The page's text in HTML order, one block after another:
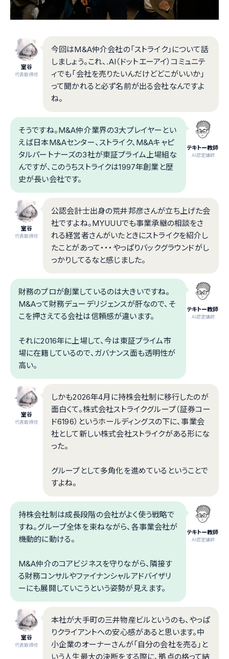
室谷
代表取締役
今回はM&A仲介会社の「ストライク」について話
しましょう。これ、.AI（ドットエーアイ）コミュニテ
ィでも「会社を売りたいんだけどどこがいいか」
って聞かれると必ず名前が出る会社なんですよ
ね。
テキトー教師
.AI認定講師
そうですね。M&A仲介業界の3大プレイヤーとい
えば日本M&Aセンター、ストライク、M&Aキャピ
タルパートナーズの3社が東証プライム上場組な
んですが、このうちストライクは1997年創業と歴
史が長い会社です。
室谷
代表取締役
公認会計士出身の荒井邦彦さんが立ち上げた会
社ですよね。MYUUUでも事業承継の相談をさ
れる経営者さんがいたときにストライクを紹介し
たことがあって・・・やっぱりバックグラウンドがし
っかりしてるなと感じました。
テキトー教師
.AI認定講師
財務のプロが創業しているのは大きいですね。
M&Aって財務デューデリジェンスが肝なので、そ
こを押さえてる会社は信頼感が違います。
それに2016年に上場して、今は東証プライム市
場に在籍しているので、ガバナンス面も透明性が
高い。
室谷
代表取締役
しかも2026年4月に持株会社制に移行したのが
面白くて。株式会社ストライクグループ（証券コー
ド6196）というホールディングスの下に、事業会
社として新しい株式会社ストライクがある形にな
った。
グループとして多角化を進めているということで
すよね。
テキトー教師
.AI認定講師
持株会社制は成長段階の会社がよく使う戦略で
すね。グループ全体を束ねながら、各事業会社が
機動的に動ける。
M&A仲介のコアビジネスを守りながら、隣接す
る財務コンサルやファイナンシャルアドバイザリ
ーにも展開していこうという姿勢が見えます。
室谷
代表取締役
本社が大手町の三井物産ビルというのも、やっぱ
りクライアントへの安心感があると思います。中
小企業のオーナーさんが「自分の会社を売る」と
いう人生最大の決断をする際に、拠点の格って結